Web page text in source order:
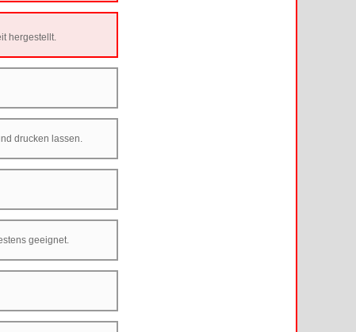
hergestellt.
drucken lassen.
geeignet.